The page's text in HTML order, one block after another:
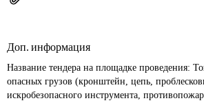
Доп. информация
Название тендера на площадке проведения:
опасных грузов (кронштейн, цепь,
искробезопасного инструмента,